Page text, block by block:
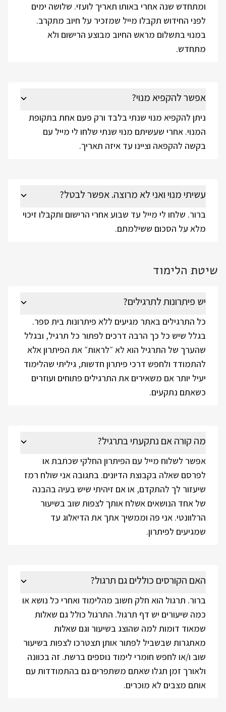
ומתחדש שנה אחרי באותו תאריך לועזי. שלושה ימים
לפני החידוש תקבלו מייל שמזכיר על חיוב מתקרב.
במנוי בתשלום מראש החיוב מבוצע הרישום ולא
מתחדש.
אפשר להקפיא מנוי?
ניתן להקפיא מנוי שנתי בלבד ורק פעם אחת בתקופת
המנוי. אחרי שעשיתם מנוי שנתי שלחו לי מייל עם
בקשה להקפאה וציינו עד איזה תאריך.
עשיתי מנוי ואני לא מרוצה. אפשר לבטל?
ברור. שלחו לי מייל עד שבוע אחרי הרישום ותקבלו זיכוי
מלא על הסכום ששילמתם.
שיטת הלימוד
יש פיתרונות לתרגילים?
כל התרגילים באתר מגיעים ללא פיתרונות בית ספר.
בגלל שיש כל כך הרבה דרכים לפתור כל תרגיל, ובגלל
שהערך של התרגיל הוא לא ״לראות״ את הפיתרון אלא
להתמודד ולחפש דרכי פיתרון חדשות, גיליתי שהלימוד
יעיל יותר אם משאירים את התרגילים פתוחים ועוזרים
כשאתם נתקעים.
מה קורה אם נתקעתי בתרגיל?
אפשר לשלוח מייל עם הפיתרון החלקי שכתבת או
לפרסם שאלה בקבוצת הדיונים. בתגובה אני שולח רמז
שיעזור לך להתקדם, או אם זיהיתי שיש בעיה בהבנה
של אחד הנושאים אשלח אותך לצפות שוב בשיעור
הרלוונטי. אני פה וממשיך אתך את הדיאלוג עד
שמגיעים לפיתרון.
האם הקורסים כוללים גם תרגול?
ברור. תרגול הוא חלק חשוב מהלימוד ואחרי כל נושא או
כמה שיעורים יש דף תרגול. התרגול כולל גם שאלות
שמאוד דומות למה שהוצג בשיעור וגם שאלות
מאתגרות שבשביל לפתור אותן תצטרכו לצפות בשיעור
שוב ו/או לחפש חומרי לימוד נוספים ברשת. זה בכוונה
ולאורך זמן תגלו שאתם משתפרים גם בהתמודדות עם
אותם מצבים לא מוכרים.